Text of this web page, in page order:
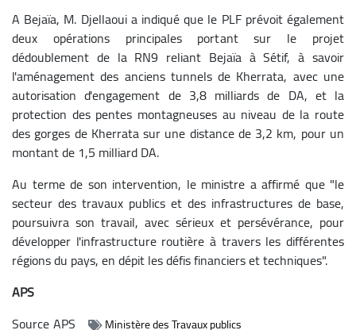
A Bejaïa, M. Djellaoui a indiqué que le PLF prévoit également
deux opérations principales portant sur le projet
dédoublement de la RN9 reliant Bejaïa à Sétif, à savoir
l'aménagement des anciens tunnels de Kherrata, avec une
autorisation d'engagement de 3,8 milliards de DA, et la
protection des pentes montagneuses au niveau de la route
des gorges de Kherrata sur une distance de 3,2 km, pour un
montant de 1,5 milliard DA.
Au terme de son intervention, le ministre a affirmé que "le
secteur des travaux publics et des infrastructures de base,
poursuivra son travail, avec sérieux et persévérance, pour
développer l'infrastructure routière à travers les différentes
régions du pays, en dépit les défis financiers et techniques".
APS
SourceAPS Ministère des Travaux publics